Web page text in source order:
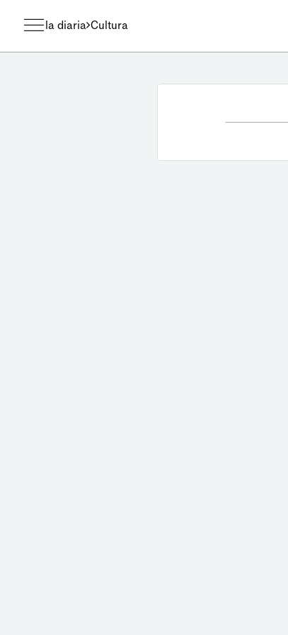
la diaria Cultura